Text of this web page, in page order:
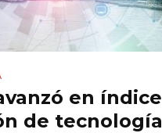
en índice
de tecnología